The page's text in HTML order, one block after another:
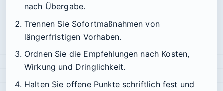
nach Übergabe.
Trennen Sie Sofortmaßnahmen von
längerfristigen Vorhaben.
Ordnen Sie die Empfehlungen nach Kosten,
Wirkung und Dringlichkeit.
Halten Sie offene Punkte schriftlich fest und